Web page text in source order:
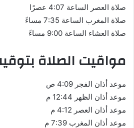
صلاة العصر الساعة 4:07 عصرًا
صلاة المغرب الساعة 7:35 مساءً
صلاة العشاء الساعة 9:00 مساءً
مواقيت الصلاة
موعد أذان الفجر 4:09 ص
موعد أذان الظهر 12:44 م
موعد أذان العصر 4:12 م
موعد أذان المغرب 7:39 م